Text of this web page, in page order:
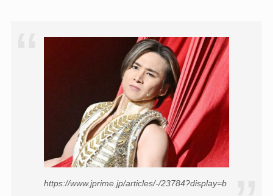
https://www.jprime.jp/articles/-/23784?display=b